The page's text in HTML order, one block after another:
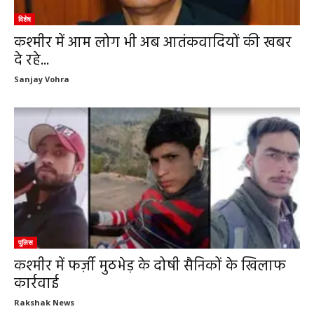
विशेष
कश्मीर में आम लोग भी अब आतंकवादियों की खबर
दे रहे...
Sanjay Vohra
पुलिस
कश्मीर में फर्ज़ी मुठभेड़ के दोषी सैनिकों के खिलाफ
कार्रवाई
Rakshak News